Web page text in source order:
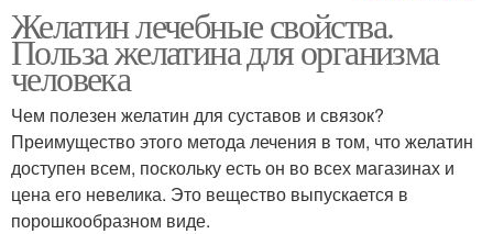
Полезные свойства
Желатин лечебные свойства.
Польза желатина для организма
человека
Чем полезен желатин для суставов и связок?
Преимущество этого метода лечения в том, что желатин
доступен всем, поскольку есть он во всех магазинах и
цена его невелика. Это вещество выпускается в
порошкообразном виде.